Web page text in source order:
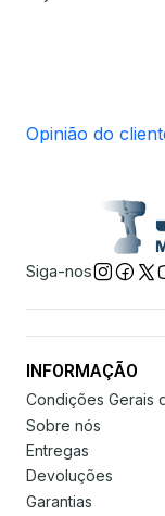
Opinião do
Siga-nos
INFORMAÇÃO
Condições Gerais
Sobre nós
Entregas
Devoluções
Garantias